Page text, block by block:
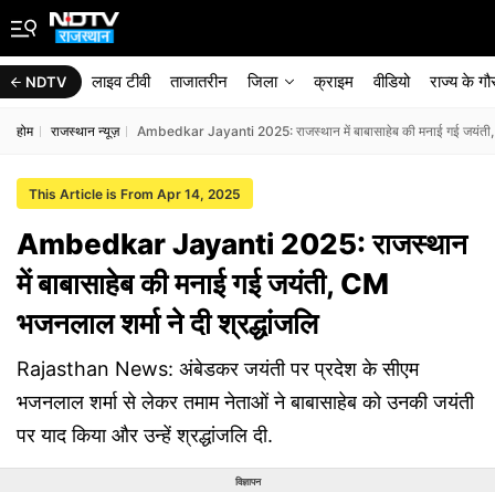
NDTV लाइव टीवी ताजातरीन जिला क्राइम वीडियो राज्‍य के
होम राजस्थान न्यूज़ Ambedkar Jayanti 2025: राजस्थान में बाबासाहेब की मनाई गई जयंती,
This Article is From Apr 14, 2025
Ambedkar Jayanti 2025: राजस्थान
में बाबासाहेब की मनाई गई जयंती, CM
भजनलाल शर्मा ने दी श्रद्धांजलि
Rajasthan News: अंबेडकर जयंती पर प्रदेश के सीएम
भजनलाल शर्मा से लेकर तमाम नेताओं ने बाबासाहेब को उनकी जयंती
पर याद किया और उन्हें श्रद्धांजलि दी.
विज्ञापन